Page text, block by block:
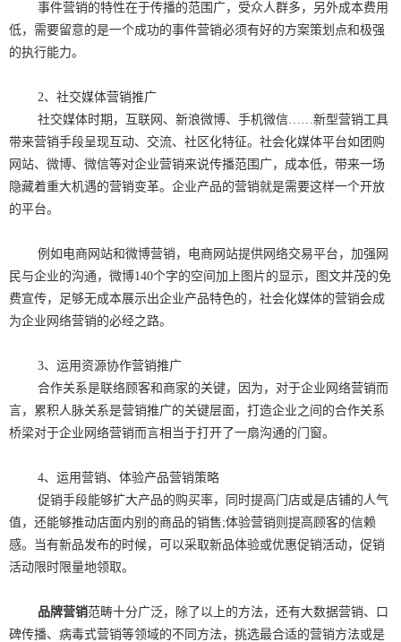
事件营销的特性在于传播的范围广，受众人群多，另外成本费用
低，需要留意的是一个成功的事件营销必须有好的方案策划点和极强
的执行能力。
2、社交媒体营销推广
社交媒体时期，互联网、新浪微博、手机微信……新型营销工具
带来营销手段呈现互动、交流、社区化特征。社会化媒体平台如团购
网站、微博、微信等对企业营销来说传播范围广，成本低，带来一场
隐藏着重大机遇的营销变革。企业产品的营销就是需要这样一个开放
的平台。
例如电商网站和微博营销，电商网站提供网络交易平台，加强网
民与企业的沟通，微博140个字的空间加上图片的显示，图文并茂的免
费宣传，足够无成本展示出企业产品特色的，社会化媒体的营销会成
为企业网络营销的必经之路。
3、运用资源协作营销推广
合作关系是联络顾客和商家的关键，因为，对于企业网络营销而
言，累积人脉关系是营销推广的关键层面，打造企业之间的合作关系
桥梁对于企业网络营销而言相当于打开了一扇沟通的门窗。
4、运用营销、体验产品营销策略
促销手段能够扩大产品的购买率，同时提高门店或是店铺的人气
值，还能够推动店面内别的商品的销售;体验营销则提高顾客的信赖
感。当有新品发布的时候，可以采取新品体验或优惠促销活动，促销
活动限时限量地领取。
品牌营销范畴十分广泛，除了以上的方法，还有大数据营销、口
碑传播、病毒式营销等领域的不同方法，挑选最合适的营销方法或是